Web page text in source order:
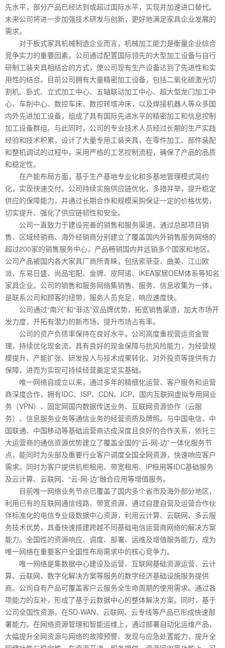
先水平，部分产品已经达到或超过国际水平，实现并加速进口替代。
未来公司将进一步加强技术研发与创新，更好地满足家具企业发展的
需求。
对于板式家具机械制造企业而言，机械加工能力是衡量企业综合
竞争实力的重要因素。公司通过配置国际领先的大型加工设备与自行
研制工装夹具相结合的方式，使公司现有生产设备达到了先进性和实
用性的结合。目前公司拥有大量精密加工设备，包括二氧化碳激光切
割机、卧式、立式加工中心、五轴联动加工中心、超大型龙门加工中
心、车削中心、数控车床、数控转塔冲床，以及焊接机器人等众多国
内外先进加工设备，组成了具有国际先进水平的精密加工和信息控制
加工设备群组。与此同时，公司的专业技术人员经过长期的生产实践
经验和技术积累，设计了大量专用工装夹具，在零件加工、部件装配
和整机调试的过程中，采用严格的工艺控制流程，确保了产品的品质
和稳定性。
在产能布局方面，基于生产基地专业化和多基地管理模式简约
化，实现快速交付。公司持续实施供应链优化，多措并举，提升稳定
供应的保障能力，并通过长期合作和规模采购保证一定的价格优势，
切实提升、强化了供应链韧性和安全。
公司一直致力于建设完善的销售和服务渠道。通过总部项目销
售、区域经销商、海外经销商分别建立了覆盖国内外销售服务网络的
超过200家的销售服务中心，产品畅销国内并远销多个国家和地区。
公司产品被国内各大家具厂商所青睐，包括索菲亚、曲美、江山欧
派、东易日盛、尚品宅配、金牌、皮阿诺、IKEA家居OEM体系等知名
家具企业。公司的销售和服务网络集销售、服务、信息收集为一体，
是联系公司和顾客的纽带，服务人员充足，响应速度快。
公司通过“南兴”和“菲达”双品牌优势，拓宽销售渠道，加大市场开
发力度，开拓有潜力的新市场，提升市场占有率。
公司的资产负债率保持在良好水平。公司高度重视营运资金管
理，持续优化现金流，具有良好的现金保障与抗风险能力，为经营规
模提升、产能扩张、研发投入与技术成果转化、对外投资等提供有力
保障，进而为实现可持续经营奠定坚实基础。
唯一网络自成立以来，通过多年的精细化运营、客户服务和运营
商深度合作，拥有IDC、ISP、CDN、ICP、国内互联网虚拟专用网业
务（VPN）、固定网国内数据传送业务、互联网资源协作（云服
务）、信息服务业务等通信业务的经营资质及牌照。与中国电信、中
国联通、中国移动等基础运营商达成深度且良好的合作关系，依托三
大运营商的通信资源优势建立了覆盖全国的“云-网-边”一体化服务节
点，能同时为头部及重要行业客户调度全国全网资源，快速响应客户
需求。同时为客户提供机柜租用、带宽租用、IP租用等IDC基础服务
及云计算、云联网、“云-网-边”融合应用等增值服务。
目前唯一网络业务节点已覆盖了国内多个省市及海外部分地区，
利用已有的互联网通信线路、带宽资源，通过自建自营及运营合作伙
伴标准化的电信专业级数据中心资源，利用云计算、云联网、多云服
务技术优势，具备快速搭建跨越不同基础电信运营商网络的解决方案
能力。全国性的资源响应、调度、部署、运维及增值服务能力，成为
唯一网络在重要客户全国性布局需求中的核心竞争力。
唯一网络是集数据中心建设及运营、互联网基础资源运营、云计
算、云联网、数字化解决方案等服务的数字经济基础设施服务提供
商。公司自有产品可覆盖客户云服务全生命周期的使用需求。通过各
项能力的互补，形成了基于云数据中心的整体解决方案。同时，基于
公司全国性资源，在SD-WAN、云联网、云专线等产品已形成快速部
署能力。在网络资源管理和智能运维上，通过部署自动化运维产品，
大幅提升全网资源与网络的故障预警、发现与应急处置能力，提升全